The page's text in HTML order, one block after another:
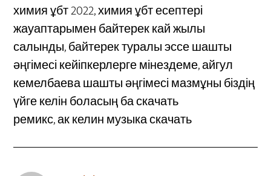
химия ұбт 2022, химия ұбт есептері
жауаптарымен байтерек кай жылы
салынды, байтерек туралы эссе шашты
әңгімесі кейіпкерлерге мінездеме, айгул
кемелбаева шашты әңгімесі мазмұны біздің
үйге келін боласың ба скачать
ремикс, ак келин музыка скачать